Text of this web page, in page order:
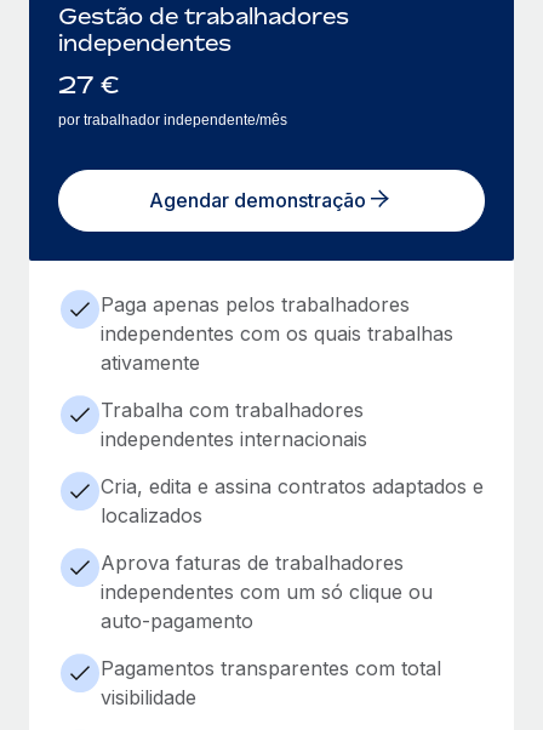
Gestão de trabalhadores
independentes
27 €
por trabalhador independente/mês
Agendar demonstração
Paga apenas pelos trabalhadores
independentes com os quais trabalhas
ativamente
Trabalha com trabalhadores
independentes internacionais
Cria, edita e assina contratos adaptados e
localizados
Aprova faturas de trabalhadores
independentes com um só clique ou
auto-pagamento
Pagamentos transparentes com total
visibilidade